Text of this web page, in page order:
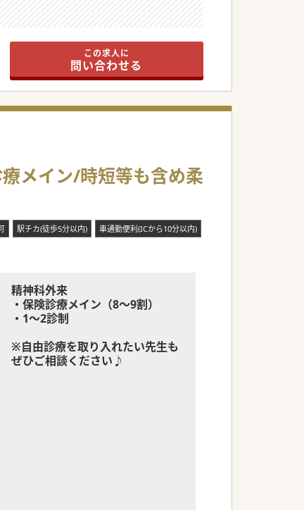
この求人に
問い合わせる
メイン/時短等も含め柔
駅チカ(徒歩5分以内) 車通勤便利(ICから10分以内)
精神科外来
・保険診療メイン（8～9割）
・1～2診制
※自由診療を取り入れたい先生も
ぜひご相談ください♪